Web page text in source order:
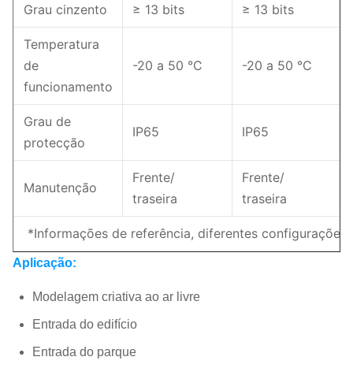
Grau cinzento ≥ 13 bits ≥ 13 bits
Temperatura
de
funcionamento
-20 a 50 °C -20 a 50 °C
Grau de
protecção
IP65 IP65
Manutenção
Frente/
traseira
Frente/
traseira
*Informações de referência, diferentes
Aplicação:
Modelagem criativa ao ar livre
Entrada do edifício
Entrada do parque